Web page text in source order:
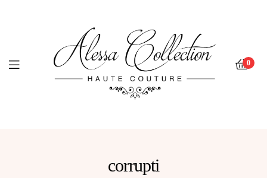
0
corrupti